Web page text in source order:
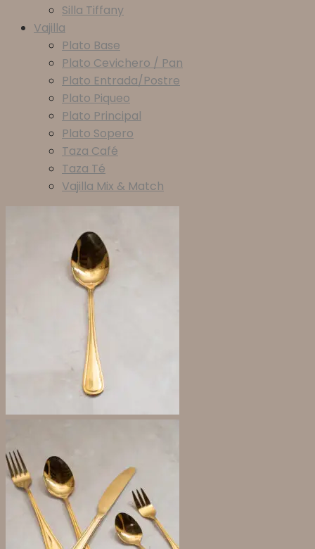
Silla Tiffany
Vajilla
Plato Base
Plato Cevichero / Pan
Plato Entrada/Postre
Plato Piqueo
Plato Principal
Plato Sopero
Taza Café
Taza Té
Vajilla Mix & Match